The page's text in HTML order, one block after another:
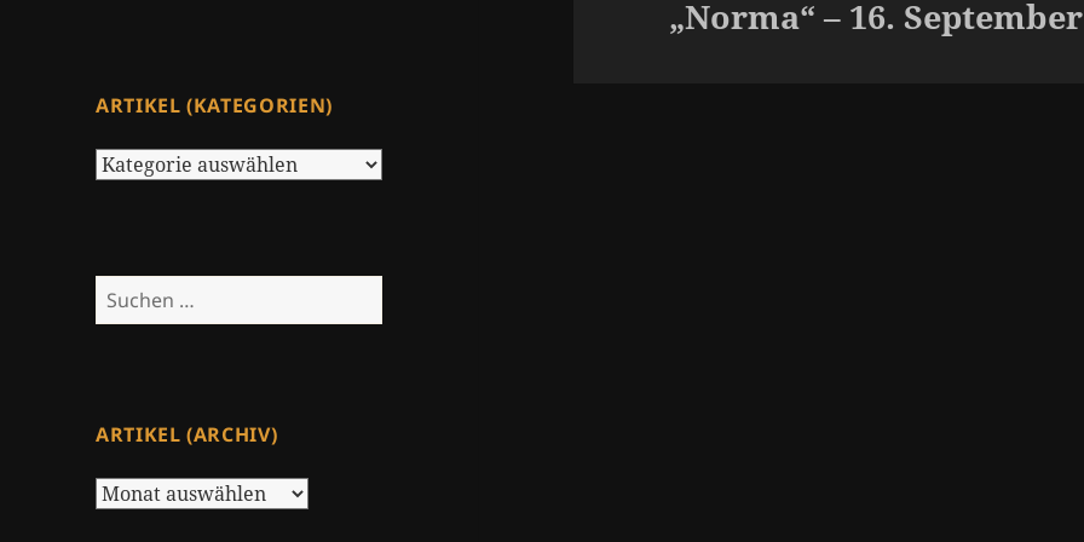
ARTIKEL (KATEGORIEN)
Artikel
Suchen
nach:
ARTIKEL (ARCHIV)
Artikel
Nächster
„Norma“ – 16.